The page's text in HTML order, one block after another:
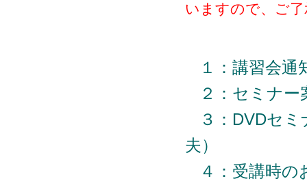
いますので、ご
１：講習会
２：セミナ
３：DVDセ
夫）
４：受講時の